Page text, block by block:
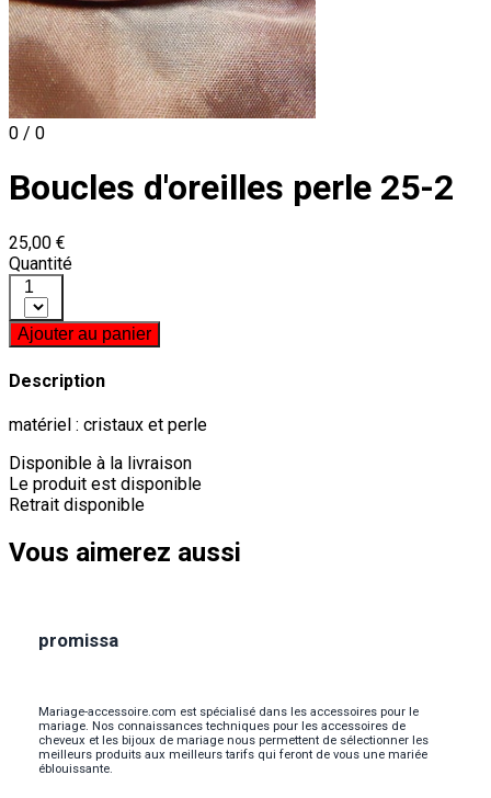
0 / 0
Boucles d'oreilles perle 25-2
25,00 €
Quantité
1
Ajouter au panier
Description
matériel : cristaux et perle
Disponible à la livraison
Le produit est disponible
Retrait disponible
Vous aimerez aussi
promissa
Mariage-accessoire.com est spécialisé dans les accessoires pour le
mariage. Nos connaissances techniques pour les accessoires de
cheveux et les bijoux de mariage nous permettent de sélectionner les
meilleurs produits aux meilleurs tarifs qui feront de vous une mariée
éblouissante.